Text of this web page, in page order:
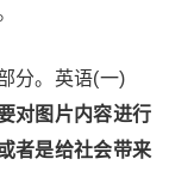
分。英语(一)
对图片内容进行
者是给社会带来